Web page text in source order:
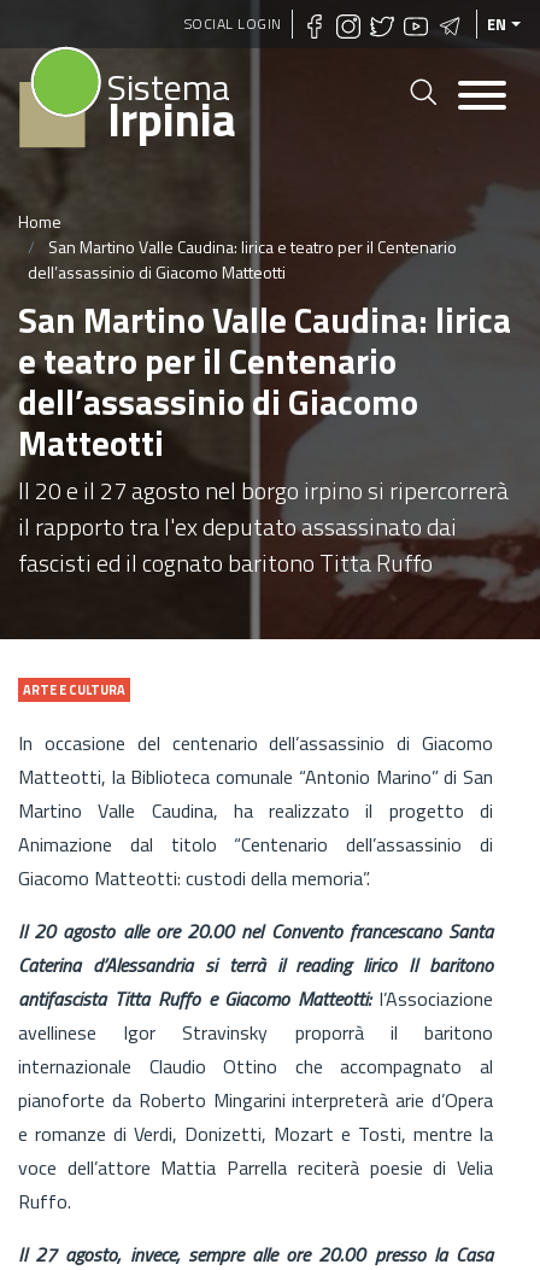
Skip
SOCIAL LOGIN EN
Sistema
Irpinia
Home
San Martino Valle Caudina: lirica e teatro per il Centenario
dell’assassinio di Giacomo Matteotti
San Martino Valle Caudina: lirica
e teatro per il Centenario
dell’assassinio di Giacomo
Matteotti
Il 20 e il 27 agosto nel borgo irpino si ripercorrerà
il rapporto tra l'ex deputato assassinato dai
fascisti ed il cognato baritono Titta Ruffo
ARTE E CULTURA
In occasione del centenario dell’assassinio di Giacomo
Matteotti, la Biblioteca comunale “Antonio Marino” di San
Martino Valle Caudina, ha realizzato il progetto di
Animazione dal titolo “Centenario dell’assassinio di
Giacomo Matteotti: custodi della memoria”.
Il 20 agosto alle ore 20.00 nel Convento francescano Santa
Caterina d’Alessandria si terrà il reading lirico Il baritono
antifascista Titta Ruffo e Giacomo Matteotti:l’Associazione
avellinese Igor Stravinsky proporrà il baritono
internazionale Claudio Ottino che accompagnato al
pianoforte da Roberto Mingarini interpreterà arie d’Opera
e romanze di Verdi, Donizetti, Mozart e Tosti, mentre la
voce dell’attore Mattia Parrella reciterà poesie di Velia
Ruffo.
Il 27 agosto, invece, sempre alle ore 20.00 presso la Casa